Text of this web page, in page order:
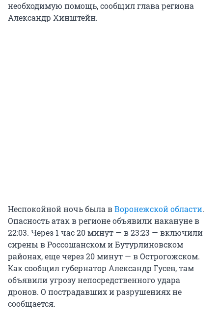
необходимую помощь, сообщил глава региона
Александр Хинштейн.
Неспокойной ночь была вВоронежской области.
Опасность атак в регионе объявили накануне в
22:03. Через 1 час 20 минут — в 23:23 — включили
сирены в Россошанском и Бутурлиновском
районах, еще через 20 минут — в Острогожском.
Как сообщил губернатор Александр Гусев, там
объявили угрозу непосредственного удара
дронов. О пострадавших и разрушениях не
сообщается.